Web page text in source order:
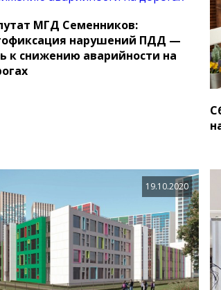
МГД Семенников:
нарушений ПДД —
к снижению аварийности на
19.10.2020